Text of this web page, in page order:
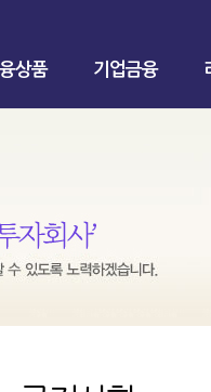
상품 기업금융